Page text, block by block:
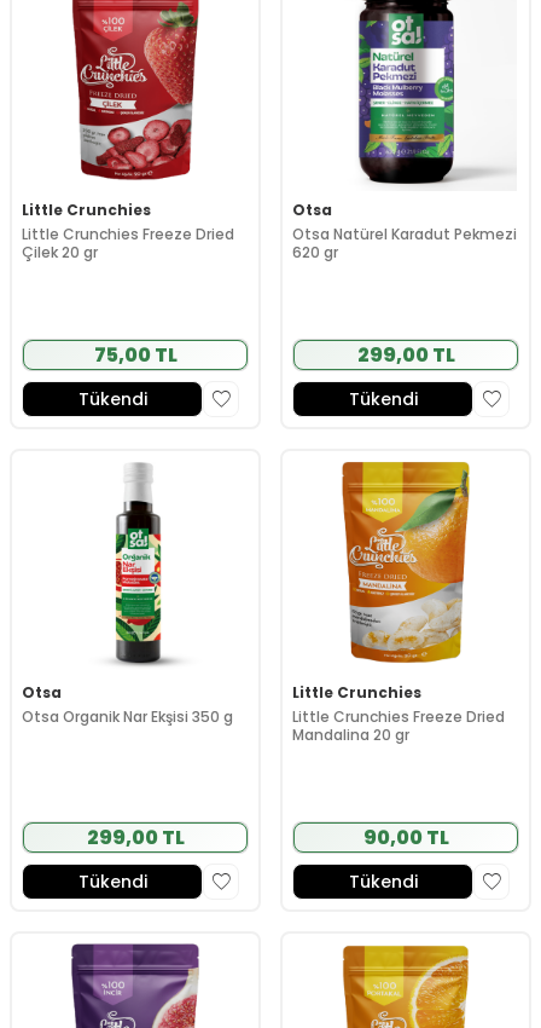
Little Crunchies
Little Crunchies Freeze Dried
Çilek 20 gr
75,00 TL
Tükendi
Otsa
Otsa Natürel Karadut Pekmezi
620 gr
299,00 TL
Tükendi
Otsa
Otsa Organik Nar Ekşisi 350 g
299,00 TL
Tükendi
Little Crunchies
Little Crunchies Freeze Dried
Mandalina 20 gr
90,00 TL
Tükendi